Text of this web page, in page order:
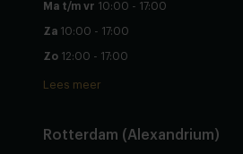
Ma t/m vr 10:00 - 17:00
Za 10:00 - 17:00
Zo 12:00 - 17:00
Lees meer
Rotterdam (Alexandrium)